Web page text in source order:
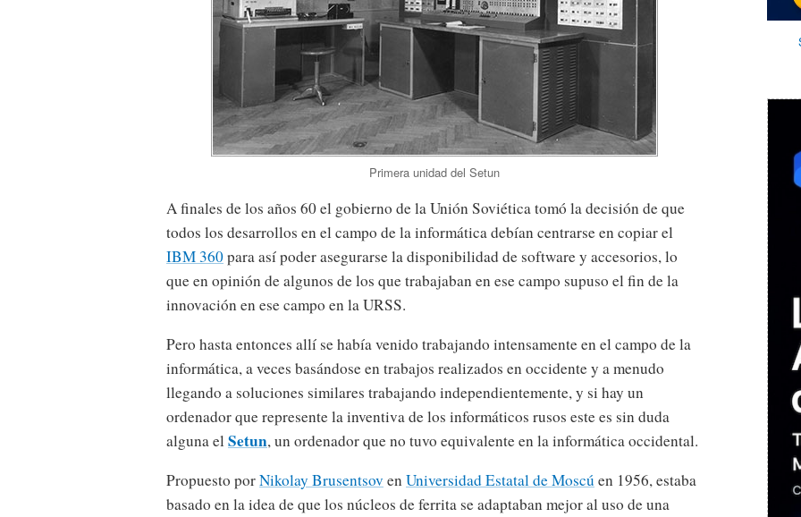
Primera unidad del Setun
A finales de los años 60 el gobierno de la Unión Soviética tomó la decisión de que
todos los desarrollos en el campo de la informática debían centrarse en copiar el
IBM 360para así poder asegurarse la disponibilidad de software y accesorios, lo
que en opinión de algunos de los que trabajaban en ese campo supuso el fin de la
innovación en ese campo en la URSS.
Pero hasta entonces allí se había venido trabajando intensamente en el campo de la
informática, a veces basándose en trabajos realizados en occidente y a menudo
llegando a soluciones similares trabajando independientemente, y si hay un
ordenador que represente la inventiva de los informáticos rusos este es sin duda
alguna elSetun, un ordenador que no tuvo equivalente en la informática occidental.
Propuesto porNikolay Brusentsov enUniversidad Estatal de Moscú en 1956, estaba
basado en la idea de que los núcleos de ferrita se adaptaban mejor al uso de una